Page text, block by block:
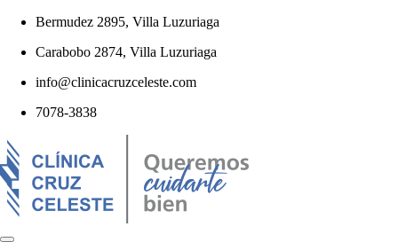
Bermudez 2895, Villa Luzuriaga
Carabobo 2874, Villa Luzuriaga
info@clinicacruzceleste.com
7078-3838